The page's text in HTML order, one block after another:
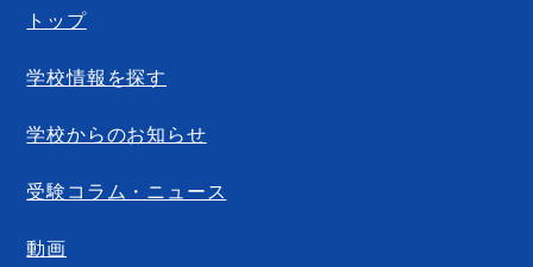
トップ
学校情報を探す
学校からのお知らせ
受験コラム・ニュース
動画